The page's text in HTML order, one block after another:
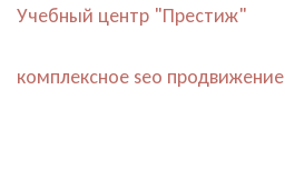
Учебный центр "Престиж"
комплексное seo продвижение